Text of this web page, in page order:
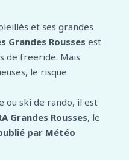
et ses grandes
Grandes Rousses est
de freeride. Mais
le risque
ou ski de rando, il est
Grandes Rousses, le
par Météo